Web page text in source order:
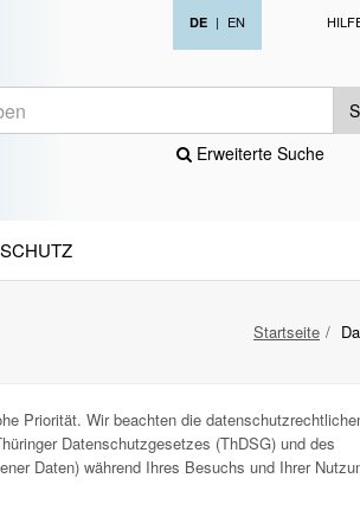
DE | EN
Erweiterte Suche
Startseite
Priorität. Wir beachten die
Datenschutzgesetzes (ThDSG) und des
Daten) während Ihres Besuchs und Ihrer